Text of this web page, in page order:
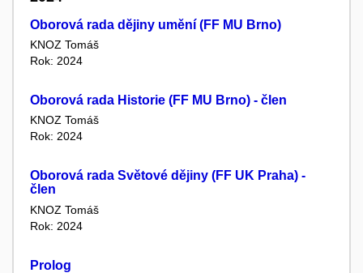
Oborová rada dějiny umění (FF MU Brno)
KNOZ Tomáš
Rok: 2024
Oborová rada Historie (FF MU Brno) - člen
KNOZ Tomáš
Rok: 2024
Oborová rada Světové dějiny (FF UK Praha) -
člen
KNOZ Tomáš
Rok: 2024
Prolog